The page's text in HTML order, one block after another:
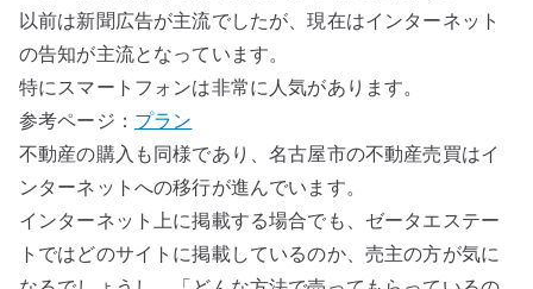
以前は新聞広告が主流でしたが、現在はインターネット
の告知が主流となっています。
特にスマートフォンは非常に人気があります。
参考ページ： プラン
不動産の購入も同様であり、名古屋市の不動産売買はイ
ンターネットへの移行が進んでいます。
インターネット上に掲載する場合でも、ゼータエステー
トではどのサイトに掲載しているのか、売主の方が気に